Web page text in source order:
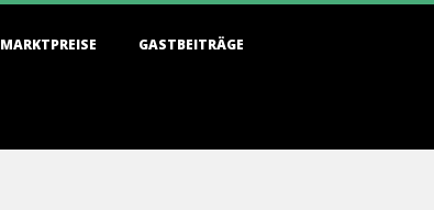
MARKTPREISE GASTBEITRÄGE